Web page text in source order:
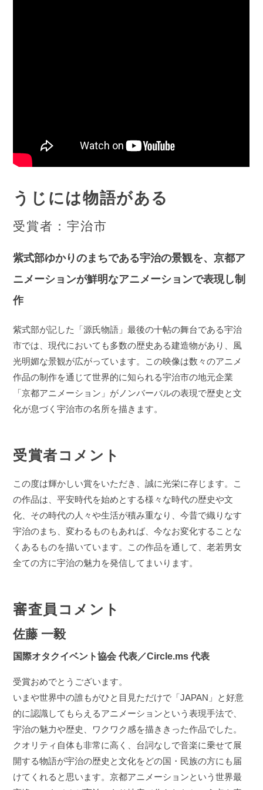
うじには物語がある
受賞者：宇治市
紫式部ゆかりのまちである宇治の景観を、京都ア
ニメーションが鮮明なアニメーションで表現し制
作
紫式部が記した「源氏物語」最後の十帖の舞台である宇治
市では、現代においても多数の歴史ある建造物があり、風
光明媚な景観が広がっています。この映像は数々のアニメ
作品の制作を通じて世界的に知られる宇治市の地元企業
「京都アニメーション」がノンバーバルの表現で歴史と文
化が息づく宇治市の名所を描きます。
受賞者コメント
この度は輝かしい賞をいただき、誠に光栄に存じます。こ
の作品は、平安時代を始めとする様々な時代の歴史や文
化、その時代の人々や生活が積み重なり、今昔で織りなす
宇治のまち、変わるものもあれば、今なお変化することな
くあるものを描いています。この作品を通して、老若男女
全ての方に宇治の魅力を発信してまいります。
審査員コメント
佐藤 一毅
国際オタクイベント協会 代表／Circle.ms 代表
受賞おめでとうございます。
いまや世界中の誰もがひと目見ただけで「JAPAN」と好意
的に認識してもらえるアニメーションという表現手法で、
宇治の魅力や歴史、ワクワク感を描ききった作品でした。
クオリティ自体も非常に高く、台詞なしで音楽に乗せて展
開する物語が宇治の歴史と文化をどの国・民族の方にも届
けてくれると思います。京都アニメーションという世界最